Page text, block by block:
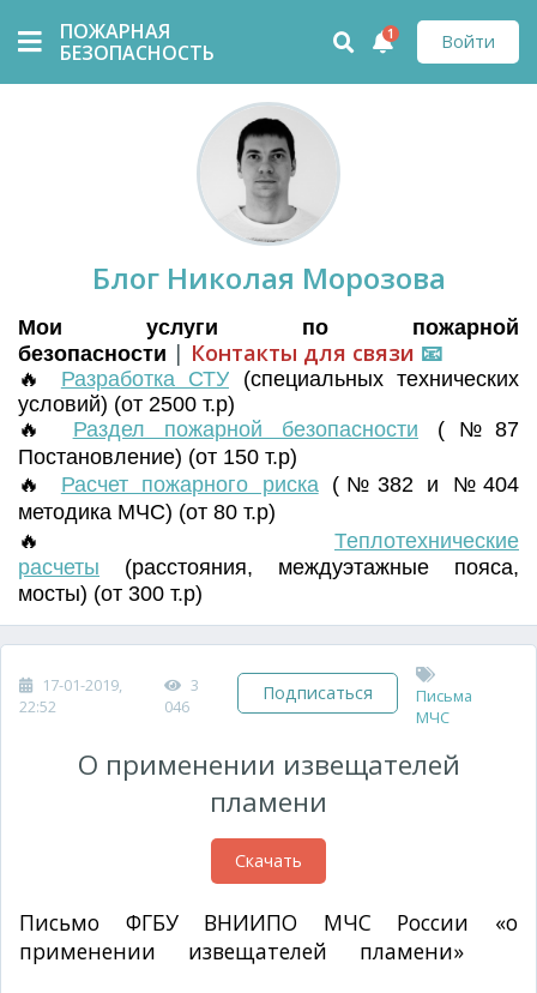
ПОЖАРНАЯ
БЕЗОПАСНОСТЬ
Войти
1
Блог Николая Морозова
Мои услуги по пожарной
безопасности | Контакты для связи 📧
🔥 Разработка СТУ (специальных технических
условий) (от 2500 т.р)
🔥 Раздел пожарной безопасности (№87
Постановление) (от 150 т.р)
🔥 Расчет пожарного риска(№382 и №404
методика МЧС) (от 80 т.р)
🔥 Теплотехнические
расчеты (расстояния, междуэтажные пояса,
мосты) (от 300 т.р)
17-01-2019,
22:52
3
046
Подписаться
Письма
МЧС
О применении извещателей
пламени
Скачать
Письмо ФГБУ ВНИИПО МЧС России «о
применении извещателей пламени»